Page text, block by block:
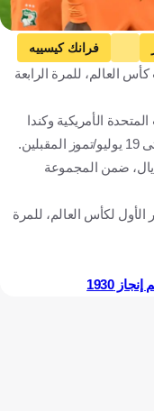
فرانك كيسييه
العالم، للمرة الرابعة
2026 في الولايات المتحدة الأمريكية وكندا
ضمن المجموعة
الأول لكأس العالم، للمرة
1930